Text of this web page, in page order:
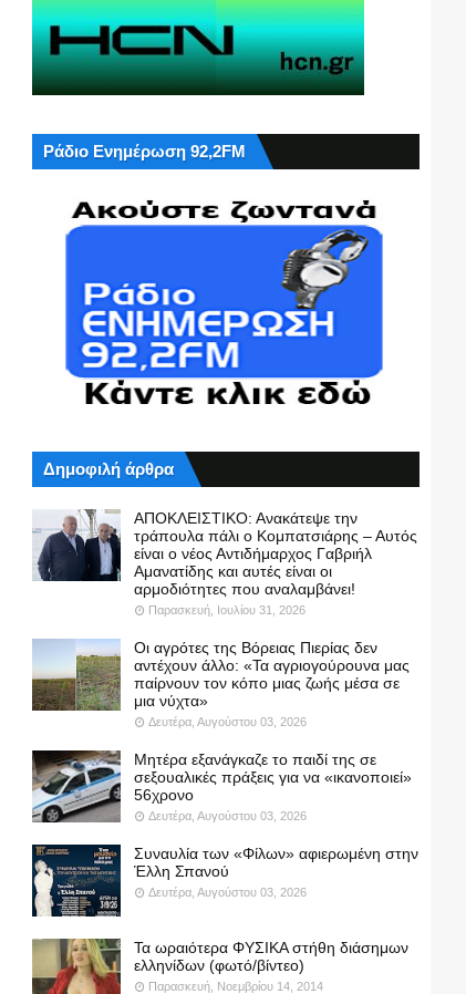
Ράδιο Ενημέρωση 92,2FM
Δημοφιλή άρθρα
ΑΠΟΚΛΕΙΣΤΙΚΟ: Ανακάτεψε την
τράπουλα πάλι ο Κομπατσιάρης – Αυτός
είναι ο νέος Αντιδήμαρχος Γαβριήλ
Αμανατίδης και αυτές είναι οι
αρμοδιότητες που αναλαμβάνει!
Παρασκευή, Ιουλίου 31, 2026
Οι αγρότες της Βόρειας Πιερίας δεν
αντέχουν άλλο: «Τα αγριογούρουνα μας
παίρνουν τον κόπο μιας ζωής μέσα σε
μια νύχτα»
Δευτέρα, Αυγούστου 03, 2026
Μητέρα εξανάγκαζε το παιδί της σε
σεξουαλικές πράξεις για να «ικανοποιεί»
56χρονο
Δευτέρα, Αυγούστου 03, 2026
Συναυλία των «Φίλων» αφιερωμένη στην
Έλλη Σπανού
Δευτέρα, Αυγούστου 03, 2026
Τα ωραιότερα ΦΥΣΙΚΑ στήθη διάσημων
ελληνίδων (φωτό/βίντεο)
Παρασκευή, Νοεμβρίου 14, 2014